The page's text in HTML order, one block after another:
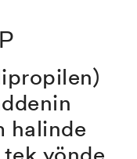
halinde